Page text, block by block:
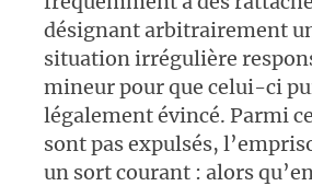
désignant arbitrairement
situation irrégulière
mineur pour que celui-ci
légalement évincé. Parmi
sont pas expulsés,
un sort courant : alors